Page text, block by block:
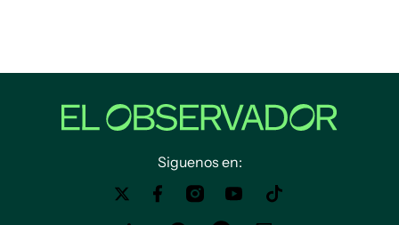
Siguenos en: